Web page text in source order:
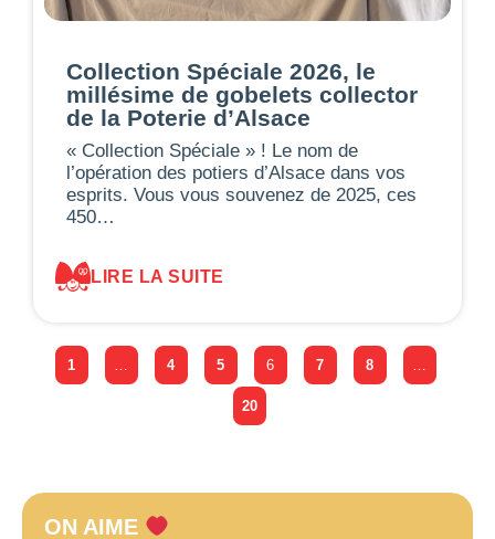
Collection Spéciale 2026, le
millésime de gobelets collector
de la Poterie d’Alsace
« Collection Spéciale » ! Le nom de
l’opération des potiers d’Alsace dans vos
esprits. Vous vous souvenez de 2025, ces
450…
LIRE LA SUITE
1 … 4 5 6 7 8 …
20
ON AIME